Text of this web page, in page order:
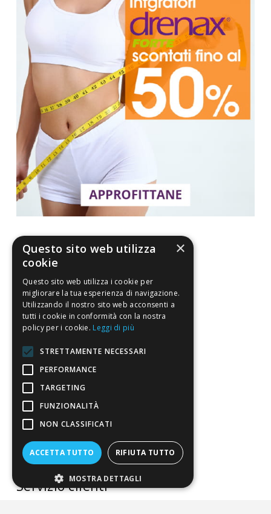
La nostra convenienza
Il risparmio che fa ambiente
Il nostro manifesto
Perché fidarti
Vendi con noi
Chi siamo
Sostegno e riconoscimenti
Servizio clienti
×
Questo sito web utilizza
cookie
Questo sito web utilizza i cookie per
migliorare la tua esperienza di navigazione.
Utilizzando il nostro sito web acconsenti a
tutti i cookie in conformità con la nostra
policy per i cookie. Leggi di più
STRETTAMENTE NECESSARI
PERFORMANCE
TARGETING
FUNZIONALITÀ
NON CLASSIFICATI
ACCETTA TUTTO RIFIUTA TUTTO
MOSTRA DETTAGLI